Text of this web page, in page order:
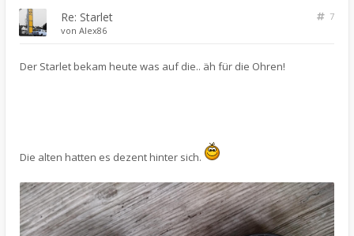
Re: Starlet
7
von Alex86
Der Starlet bekam heute was auf die.. äh für die Ohren!
Die alten hatten es dezent hinter sich.